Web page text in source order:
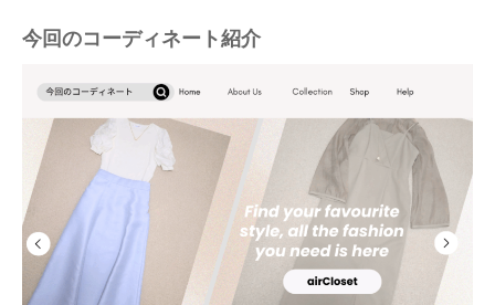
今回のコーディネート紹介